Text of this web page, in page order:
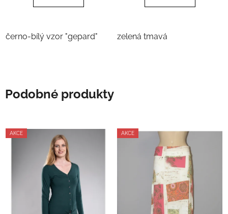
černo-bílý vzor "gepard" zelená tmavá
Podobné produkty
AKCE AKCE